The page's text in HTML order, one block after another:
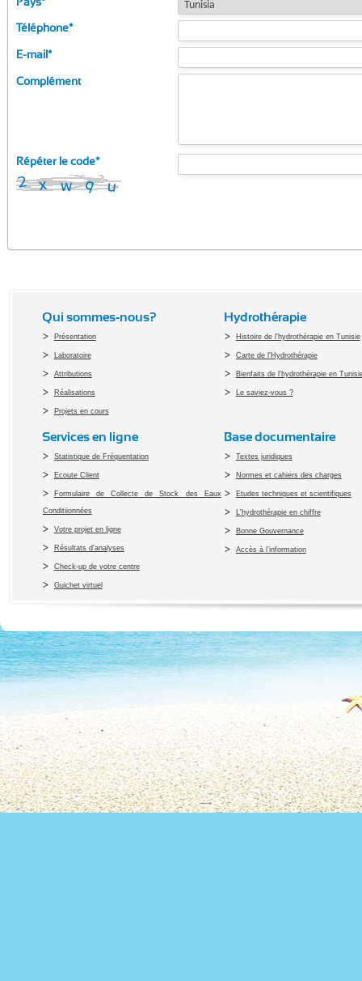
Téléphone*
E-mail*
Complément
Répéter le code*
Qui sommes-nous?
Présentation
Laboratoire
Attributions
Réalisations
Projets en cours
Hydrothérapie
Histoire de l'hydrothérapie en Tunisie
Carte de l'Hydrothérapie
Bienfaits de l'hydrothérapie en
Le saviez-vous ?
Services en ligne
Statistique de Fréquentation
Ecoute Client
Formulaire de Collecte de Stock des Eaux
Conditiionnées
Votre projet en ligne
Résultats d'analyses
Check-up de votre centre
Guichet virtuel
Base documentaire
Textes juridiques
Normes et cahiers des charges
Etudes techniques et scientifiques
L'hydrothérapie en chiffre
Bonne Gouvernance
Accès à l’information